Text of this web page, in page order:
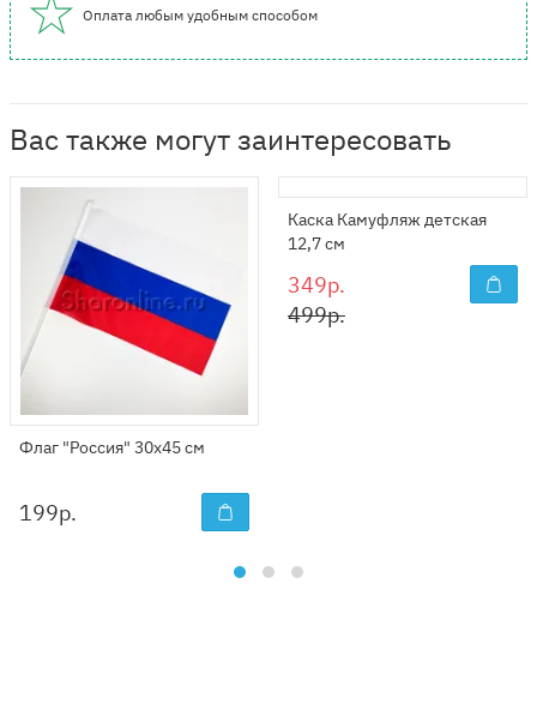
Оплата любым удобным способом
Вас также могут заинтересовать
Флаг "Россия" 30х45 см
199р.
Каска Камуфляж детская
12,7 см
349р.
499р.